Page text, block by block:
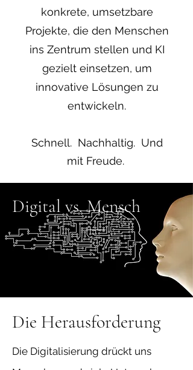
konkrete, umsetzbare
Projekte, die den Menschen
ins Zentrum stellen und KI
gezielt einsetzen, um
innovative Lösungen zu
entwickeln.
Schnell. Nachhaltig. Und
mit Freude.
Digital vs. Mensch
Die Herausforderung
Die Digitalisierung drückt uns